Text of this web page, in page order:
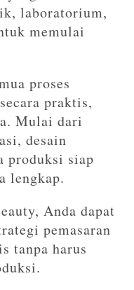
laboratorium,
memulai
proses
praktis,
Mulai dari
desain
produksi siap
lengkap.
Anda dapat
pemasaran
tanpa harus